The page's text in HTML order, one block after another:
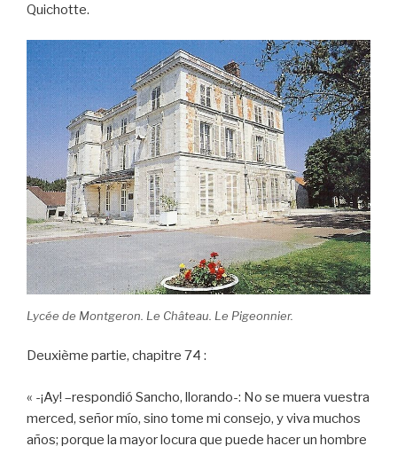
Quichotte.
Lycée de Montgeron. Le Château. Le Pigeonnier.
Deuxième partie, chapitre 74 :
« -¡Ay! –respondió Sancho, llorando-: No se muera vuestra
merced, señor mío, sino tome mi consejo, y viva muchos
años; porque la mayor locura que puede hacer un hombre